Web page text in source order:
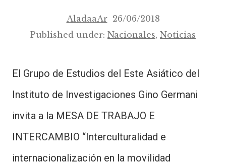
AladaaAr 26/06/2018
Published under: Nacionales, Noticias
El Grupo de Estudios del Este Asiático del
Instituto de Investigaciones Gino Germani
invita a la MESA DE TRABAJO E
INTERCAMBIO “Interculturalidad e
internacionalización en la movilidad